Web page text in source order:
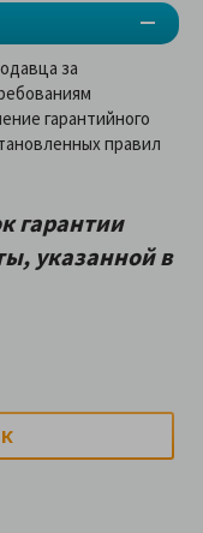
за
гарантийного
правил
гарантии
указанной в